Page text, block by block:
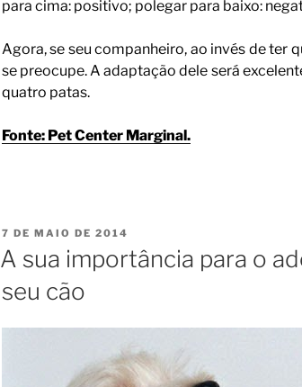
para cima: positivo; polegar para baixo:
Agora, se seu companheiro, ao invés de ter
se preocupe. A adaptação dele será
quatro patas.
Fonte: Pet Center Marginal.
7 DE MAIO DE 2014
A sua importância para o
seu cão